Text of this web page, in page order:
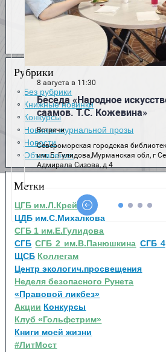
Рубрики
Без рубрики
Книжные новинки
Конкурсы
Новинки журнальной прозы
Новости
Объявления
Метки
ЦГБ им.Л.Крейна
ЦДБ им.С.Михалкова
СГБ 1 им.Е.Гулидова
СГБ СГБ 2 им.В.Панюшкина СГБ 4
ЩСБ Коллегам
Центр экологич.просвещения
Неделя безопасного Рунета
«Правовой ликбез»
Акции Конкурсы
Клуб «Гольфстрим»
Книги моей жизни
#ЛитМост